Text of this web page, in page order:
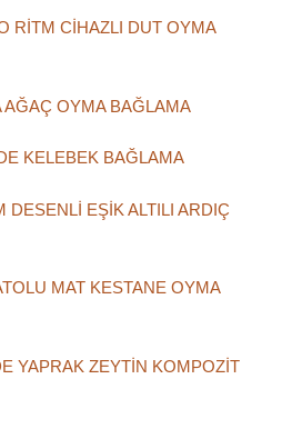
RİTM CİHAZLI DUT OYMA
OYMA BAĞLAMA
KELEBEK BAĞLAMA
DESENLİ EŞİK ALTILI ARDIÇ
MAT KESTANE OYMA
YAPRAK ZEYTİN KOMPOZİT